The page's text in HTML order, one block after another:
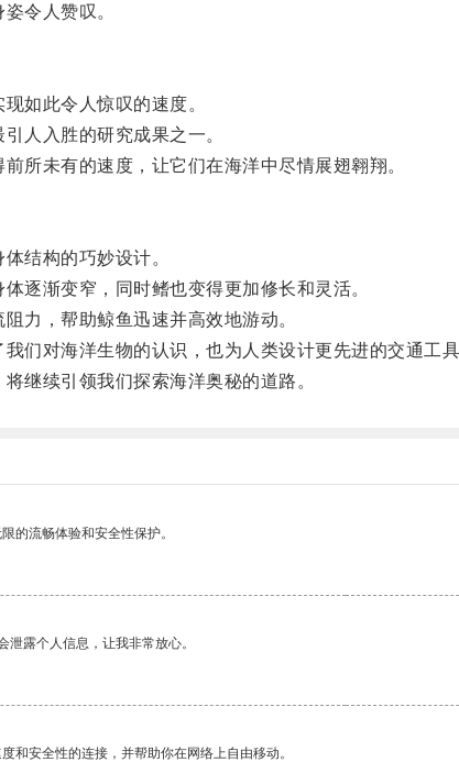
令人赞叹。
如此令人惊叹的速度。
人入胜的研究成果之一。
未有的速度，让它们在海洋中尽情展翅翱翔。
结构的巧妙设计。
渐变窄，同时鳍也变得更加修长和灵活。
，帮助鲸鱼迅速并高效地游动。
对海洋生物的认识，也为人类设计更先进的交通工具
续引领我们探索海洋奥秘的道路。
的流畅体验和安全性保护。
露个人信息，让我非常放心。
和安全性的连接，并帮助你在网络上自由移动。